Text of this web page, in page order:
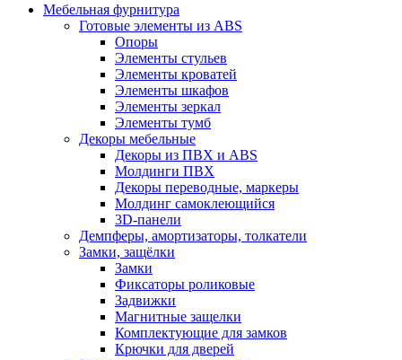
Мебельная фурнитура
Готовые элементы из ABS
Опоры
Элементы стульев
Элементы кроватей
Элементы шкафов
Элементы зеркал
Элементы тумб
Декоры мебельные
Декоры из ПВХ и ABS
Молдинги ПВХ
Декоры переводные, маркеры
Молдинг самоклеющийся
3D-панели
Демпферы, амортизаторы, толкатели
Замки, защёлки
Замки
Фиксаторы роликовые
Задвижки
Магнитные защелки
Комплектующие для замков
Крючки для дверей